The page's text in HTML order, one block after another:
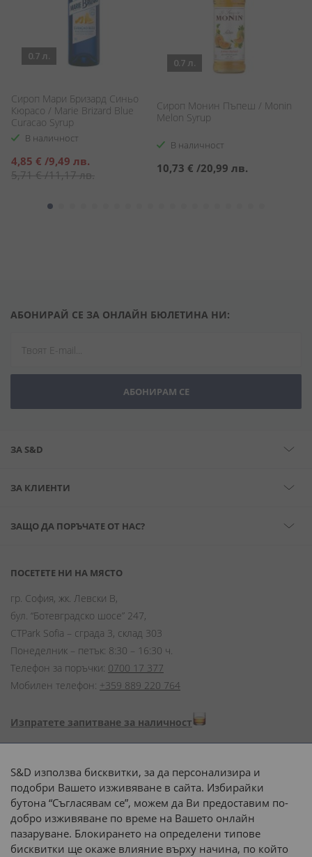
0.7 л.
Сироп Мари Бризард Синьо
Кюрасо / Marie Brizard Blue
Curacao Syrup
В наличност
Специална
цена
4,85 € /9,49 лв.
5,71 €/11,17 лв.
0.7 л.
Сироп Монин Пъпеш / Monin
Melon Syrup
В наличност
10,73 € /20,99 лв.
АБОНИРАЙ СЕ ЗА ОНЛАЙН БЮЛЕТИНА НИ:
АБОНИРАМ СЕ
ЗА S&D
ЗА КЛИЕНТИ
ЗАЩО ДА ПОРЪЧАТЕ ОТ НАС?
ПОСЕТЕТЕ НИ НА МЯСТО
гр. София, жк. Левски В,
бул. “Ботевградско шосе” 247,
CTPark Sofia – сграда 3, склад 303
Понеделник – петък: 8:30 – 16:30 ч.
Телефон за поръчки: 0700 17 377
Мобилен телефон: +359 889 220 764
Изпратете запитване за наличност
Начини на плащане:
Доставка до адрес с:
S&D използва бисквитки, за да персонализира и
подобри Вашето изживяване в сайта. Избирайки
бутона “Съгласявам се”, можем да Ви предоставим по-
добро изживяване по време на Вашето онлайн
пазаруване. Блокирането на определени типове
бисквитки ще окаже влияние върху начина, по който